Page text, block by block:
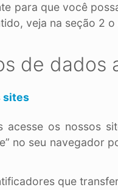
para que você
veja na seção 2
de dados
sites
acesse os nossos
no seu navegador
que